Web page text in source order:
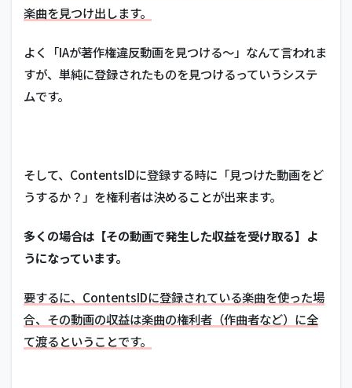
楽曲を見つけ出します。
よく「IAが著作権違反動画を見つける～」なんて言われま
すが、単純に登録されたものを見つけるっていうシステ
ムです。
そして、ContentsIDに登録する時に「見つけた動画をど
うするか？」を権利者は決めることが出来ます。
多くの場合は【その動画で発生した収益を受け取る】よ
うになっています。
要するに、ContentsIDに登録されている楽曲を使った場
合、その動画の収益は楽曲の権利者（作曲者など）に全
て渡るということです。